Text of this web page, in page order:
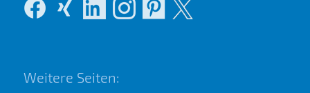
Weitere Seiten: